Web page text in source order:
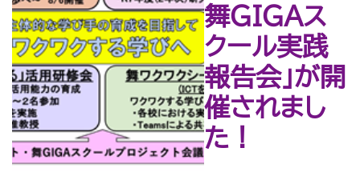
舞GIGAス
クール実践
報告会」が開
催されまし
た！